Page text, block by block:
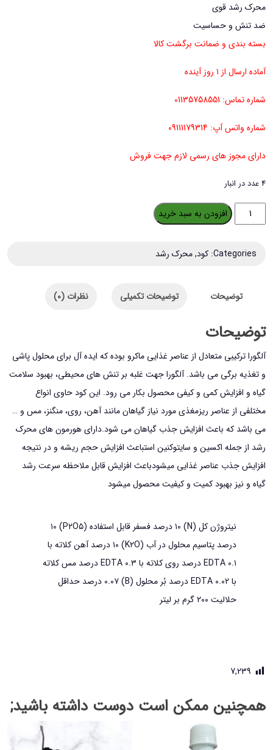
محرک رشد قوی
ضد تنش و حساسیت
بسته بندی و ضمانت برگشت کالا
آماده ارسال از ۱ روز آینده
شماره تماس: 01135758551
شماره واتس آپ: 09111179314
دارای مجوز های رسمی لازم جهت فروش
4 عدد در انبار
دریایی
وزن
1.5
کیلوگرم
عدد
افزودن به سبد خرید
Categories: کود,محرک رشد
توضیحات توضیحات تکمیلی نظرات (0)
توضیحات
آلگورا ترکیبی متعادل از عناصر غذایی ماکرو بوده که ایده آل برای محلول پاشی
و تغذیه برگی می باشد. آلگورا جهت غلبه بر تنش های محیطی، بهبود سلامت
گیاه و افزایش کمی و کیفی محصول بکار می رود. این کود حاوی انواع
مختلفی از عناصر ریزمغذی مورد نیاز گیاهان مانند آهن، روی، منگنز، مس و …
می باشد که باعث افزایش جذب گیاهان می شود.دارای هورمون های محرک
رشد از جمله اکسین و سایتوکنین استباعث افزایش حجم ریشه و در نتیجه
افزایش جذب عناصر غذایی میشودباعث افزایش قابل ملاحظه سرعت رشد
گیاه و نیز بهبود کمیت و کیفیت محصول میشود
نیتروژن کل (N) ۱۰ درصد فسفر قابل استفاده (P۲O۵) ۱۰
درصد پتاسیم محلول در آب (K۲O) ۱۰ درصد آهن کلاته با
EDTA ۰.۱ درصد روی کلاته با EDTA ۰.۳ درصد مس کلاته
با EDTA ۰.۰۲ درصد بُر محلول (B) ۰.۰۷ درصد حداقل
حلالیت ۲۰۰ گرم بر لیتر
7,239
همچنین ممکن است دوست داشته باشید;